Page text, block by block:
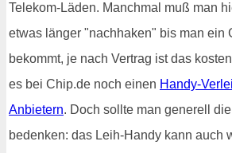
Telekom-Läden. Manchmal muß man
etwas länger "nachhaken" bis man ein
bekommt, je nach Vertrag ist das
es bei Chip.de noch einen Handy-
Anbietern. Doch sollte man generell
bedenken: das Leih-Handy kann auch